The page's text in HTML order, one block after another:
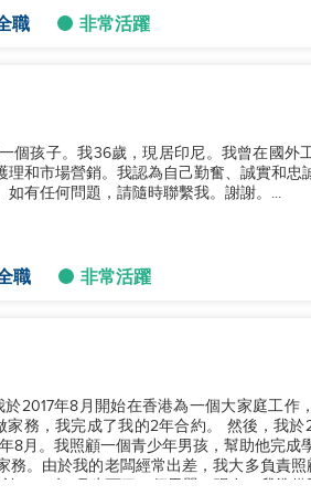
職 非常活躍
個孩子。我36歲，現居印尼。我曾在國外
和市場營銷。我認為自己勤奮、誠實和忠
有任何問題，請隨時聯繫我。謝謝。...
職 非常活躍
2017年8月開始在香港為一個大家庭工作
我的2年合約。 然後，我於2019年8月開
8月。我照顧一個青少年男孩，幫助他完成
由於我的老闆經常出差，我大多負責照顧他